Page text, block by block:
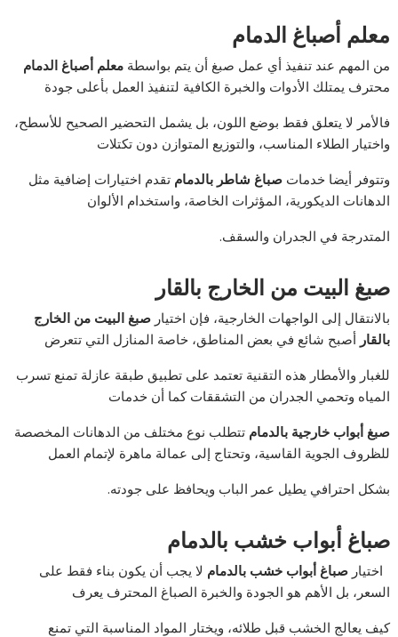
معلم أصباغ الدمام
من المهم عند تنفيذ أي عمل صبغ أن يتم بواسطةمعلم أصباغ الدمام
محترف يمتلك الأدوات والخبرة الكافية لتنفيذ العمل بأعلى جودة
فالأمر لا يتعلق فقط بوضع اللون، بل يشمل التحضير الصحيح للأسطح،
واختيار الطلاء المناسب، والتوزيع المتوازن دون تكتلات
وتتوفر أيضا خدماتصباغ شاطر بالدمامتقدم اختيارات إضافية مثل
الدهانات الديكورية، المؤثرات الخاصة، واستخدام الألوان
المتدرجة في الجدران والسقف.
صبغ البيت من الخارج بالقار
بالانتقال إلى الواجهات الخارجية، فإن اختيارصبغ البيت من الخارج
بالقارأصبح شائع في بعض المناطق، خاصة المنازل التي تتعرض
للغبار والأمطار هذه التقنية تعتمد على تطبيق طبقة عازلة تمنع تسرب
المياه وتحمي الجدران من التشققات كما أن خدمات
صبغ أبواب خارجية بالدمامتتطلب نوع مختلف من الدهانات المخصصة
للظروف الجوية القاسية، وتحتاج إلى عمالة ماهرة لإتمام العمل
بشكل احترافي يطيل عمر الباب ويحافظ على جودته.
صباغ أبواب خشب بالدمام
اختيارصباغ أبواب خشب بالدمام لا يجب أن يكون بناء فقط على
السعر، بل الأهم هو الجودة والخبرة الصباغ المحترف يعرف
كيف يعالج الخشب قبل طلائه، ويختار المواد المناسبة التي تمنع